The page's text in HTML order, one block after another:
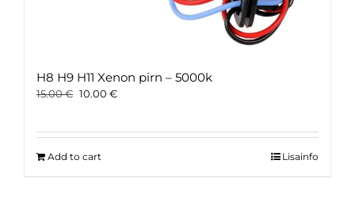
H8 H9 H11 Xenon pirn – 5000k
15.00€ Original
15.00 €.
10.00 €Current
10.00 €.
Add to cart Lisainfo